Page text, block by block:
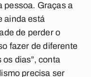
pessoa. Graças a
ainda está
de perder o
fazer de diferente
dias”, conta
precisa ser